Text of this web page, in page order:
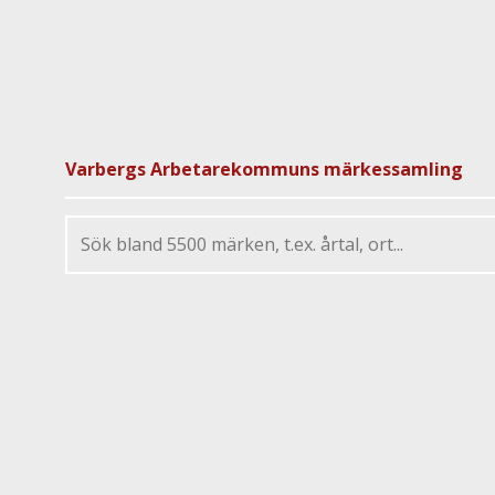
Varbergs Arbetarekommuns märkessamling